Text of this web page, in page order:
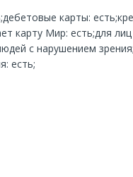
карты:
карту Мир: есть;для
с нарушением
есть;